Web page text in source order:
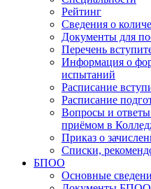
Рейтинг
Сведения о
Документы для
Перечень
Информация о
испытаний
Расписание
Расписание
Вопросы и
приёмом в
Приказ о
Списки,
БПОО
Основные